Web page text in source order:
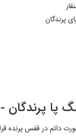
پرندگان
پا پرندگان
دائم در قفس پرنده